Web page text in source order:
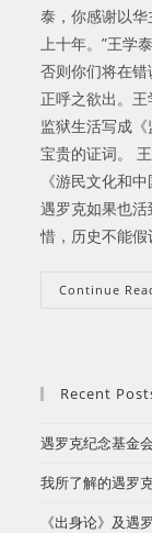
泰，你感谢以
上十年。”王学
否则你们将在
正呼之欲出。
监狱生活写成
宝贵的证词。
《游民文化和
遇罗克如果也
惜，历史不能
Continue
Recent
遇罗克纪念基金
我所了解的遇罗
《出身论》及遇